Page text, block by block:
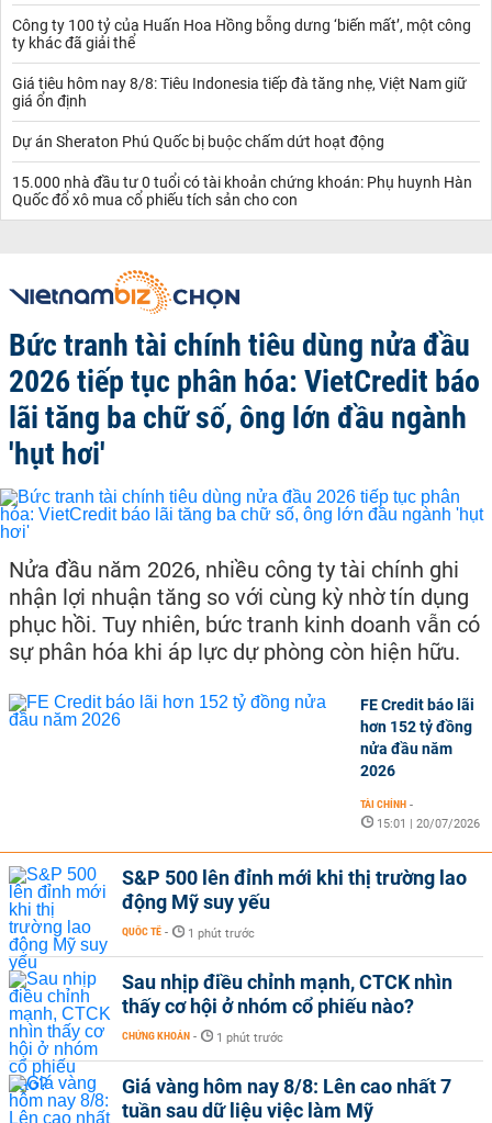
Công ty 100 tỷ của Huấn Hoa Hồng bỗng dưng ‘biến mất’, một công
ty khác đã giải thể
Giá tiêu hôm nay 8/8: Tiêu Indonesia tiếp đà tăng nhẹ, Việt Nam giữ
giá ổn định
Dự án Sheraton Phú Quốc bị buộc chấm dứt hoạt động
15.000 nhà đầu tư 0 tuổi có tài khoản chứng khoán: Phụ huynh Hàn
Quốc đổ xô mua cổ phiếu tích sản cho con
Bức tranh tài chính tiêu dùng nửa đầu
2026 tiếp tục phân hóa: VietCredit báo
lãi tăng ba chữ số, ông lớn đầu ngành
'hụt hơi'
Nửa đầu năm 2026, nhiều công ty tài chính ghi
nhận lợi nhuận tăng so với cùng kỳ nhờ tín dụng
phục hồi. Tuy nhiên, bức tranh kinh doanh vẫn có
sự phân hóa khi áp lực dự phòng còn hiện hữu.
FE Credit báo lãi
hơn 152 tỷ đồng
nửa đầu năm
2026
TÀI CHÍNH -
15:01 | 20/07/2026
S&P 500 lên đỉnh mới khi thị trường lao
động Mỹ suy yếu
QUỐC TẾ - 1 phút trước
Sau nhịp điều chỉnh mạnh, CTCK nhìn
thấy cơ hội ở nhóm cổ phiếu nào?
CHỨNG KHOÁN - 1 phút trước
Giá vàng hôm nay 8/8: Lên cao nhất 7
tuần sau dữ liệu việc làm Mỹ